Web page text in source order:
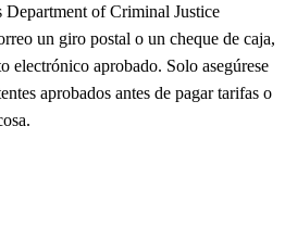
Department of Criminal Justice
un giro postal o un cheque de caja,
electrónico aprobado. Solo asegúrese
aprobados antes de pagar tarifas o